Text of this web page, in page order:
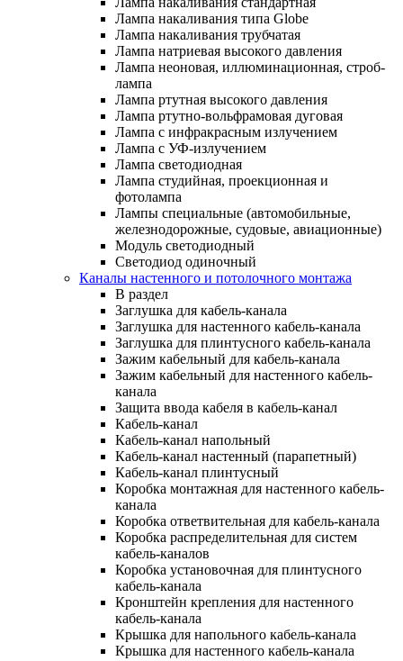
Лампа накаливания типа Globe
Лампа накаливания трубчатая
Лампа натриевая высокого давления
Лампа неоновая, иллюминационная, строб-
лампа
Лампа ртутная высокого давления
Лампа ртутно-вольфрамовая дуговая
Лампа с инфракрасным излучением
Лампа с УФ-излучением
Лампа светодиодная
Лампа студийная, проекционная и
фотолампа
Лампы специальные (автомобильные,
железнодорожные, судовые, авиационные)
Модуль светодиодный
Светодиод одиночный
Каналы настенного и потолочного монтажа
В раздел
Заглушка для кабель-канала
Заглушка для настенного кабель-канала
Заглушка для плинтусного кабель-канала
Зажим кабельный для кабель-канала
Зажим кабельный для настенного кабель-
канала
Защита ввода кабеля в кабель-канал
Кабель-канал
Кабель-канал напольный
Кабель-канал настенный (парапетный)
Кабель-канал плинтусный
Коробка монтажная для настенного кабель-
канала
Коробка ответвительная для кабель-канала
Коробка распределительная для систем
кабель-каналов
Коробка установочная для плинтусного
кабель-канала
Кронштейн крепления для настенного
кабель-канала
Крышка для напольного кабель-канала
Крышка для настенного кабель-канала